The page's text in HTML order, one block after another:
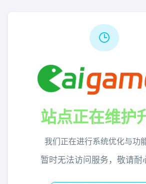
站点正在维护
我们正在进行系统优化与功
暂时无法访问服务，敬请耐